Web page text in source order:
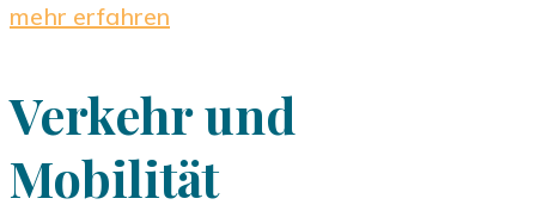
mehr erfahren
Verkehr und
Mobilität